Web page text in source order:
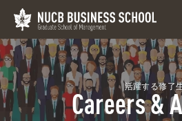
活躍する修了
Careers &